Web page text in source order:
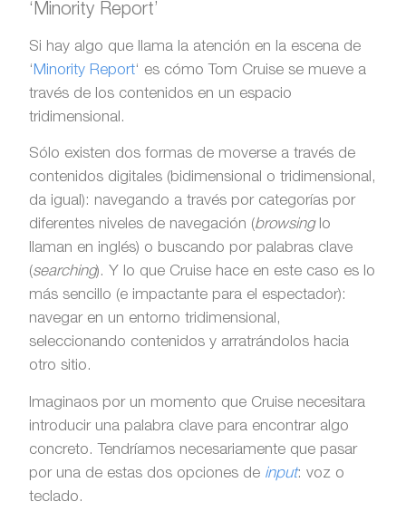
‘Minority Report’
Si hay algo que llama la atención en la escena de
‘Minority Report‘ es cómo Tom Cruise se mueve a
través de los contenidos en un espacio
tridimensional.
Sólo existen dos formas de moverse a través de
contenidos digitales (bidimensional o tridimensional,
da igual): navegando a través por categorías por
diferentes niveles de navegación (browsinglo
llaman en inglés) o buscando por palabras clave
(searching). Y lo que Cruise hace en este caso es lo
más sencillo (e impactante para el espectador):
navegar en un entorno tridimensional,
seleccionando contenidos y arratrándolos hacia
otro sitio.
Imaginaos por un momento que Cruise necesitara
introducir una palabra clave para encontrar algo
concreto. Tendríamos necesariamente que pasar
por una de estas dos opciones de input: voz o
teclado.